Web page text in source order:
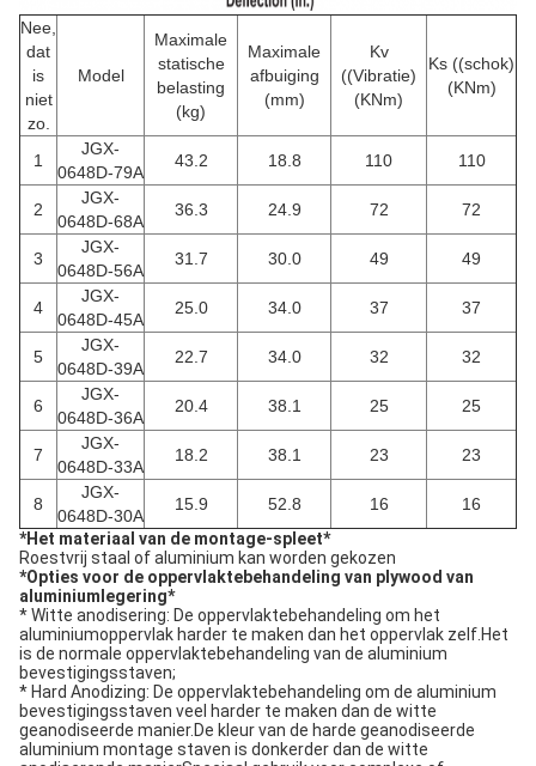
Nee,
dat
is
niet
zo.
Model
Maximale
statische
belasting
(kg)
Maximale
afbuiging
(mm)
Kv
((Vibratie)
(KNm)
Ks ((schok)
(KNm)
1
JGX-
0648D-79A
43.2 18.8 110 110
2
JGX-
0648D-68A
36.3 24.9 72 72
3
JGX-
0648D-56A
31.7 30.0 49 49
4
JGX-
0648D-45A
25.0 34.0 37 37
5
JGX-
0648D-39A
22.7 34.0 32 32
6
JGX-
0648D-36A
20.4 38.1 25 25
7
JGX-
0648D-33A
18.2 38.1 23 23
8
JGX-
0648D-30A
15.9 52.8 16
16
*Het materiaal van de montage-spleet*
Roestvrij staal of aluminium kan worden gekozen
*Opties voor de oppervlaktebehandeling van plywood van
aluminiumlegering*
* Witte anodisering: De oppervlaktebehandeling om het
aluminiumoppervlak harder te maken dan het oppervlak zelf.Het
is de normale oppervlaktebehandeling van de aluminium
bevestigingsstaven;
* Hard Anodizing: De oppervlaktebehandeling om de aluminium
bevestigingsstaven veel harder te maken dan de witte
geanodiseerde manier.De kleur van de harde geanodiseerde
aluminium montage staven is donkerder dan de witte